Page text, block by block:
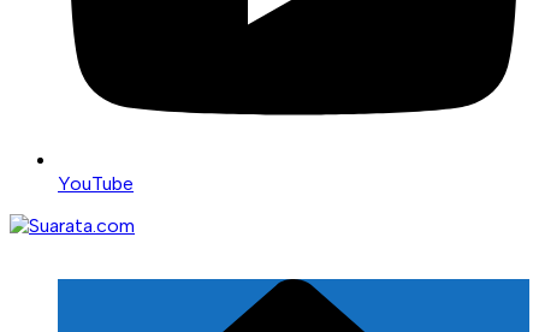
YouTube